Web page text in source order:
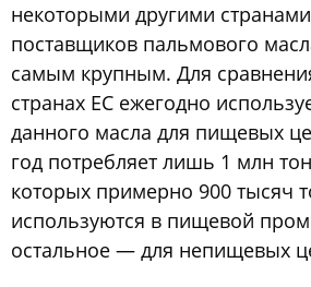
некоторыми другими странами
поставщиков пальмового
самым крупным. Для
странах ЕС ежегодно
данного масла для пищевых
год потребляет лишь 1 млн
которых примерно 900 тысяч
используются в пищевой
остальное — для непищевых